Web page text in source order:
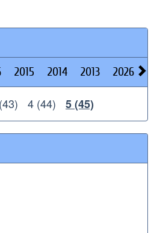
2015 2014 2013 2026
4 (44) 5 (45)